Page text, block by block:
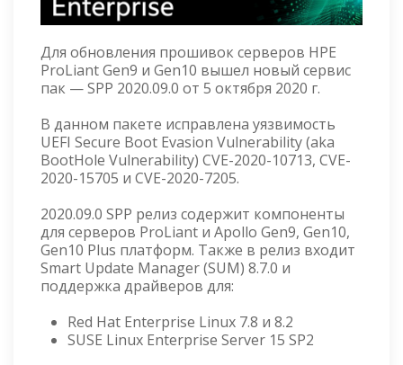
Для обновления прошивок серверов HPE
ProLiant Gen9 и Gen10 вышел новый сервис
пак — SPP 2020.09.0 от 5 октября 2020 г.
В данном пакете исправлена уязвимость
UEFI Secure Boot Evasion Vulnerability (aka
BootHole Vulnerability) CVE-2020-10713, CVE-
2020-15705 и CVE-2020-7205.
2020.09.0 SPP релиз содержит компоненты
для серверов ProLiant и Apollo Gen9, Gen10,
Gen10 Plus платформ. Также в релиз входит
Smart Update Manager (SUM) 8.7.0 и
поддержка драйверов для:
Red Hat Enterprise Linux 7.8 и 8.2
SUSE Linux Enterprise Server 15 SP2